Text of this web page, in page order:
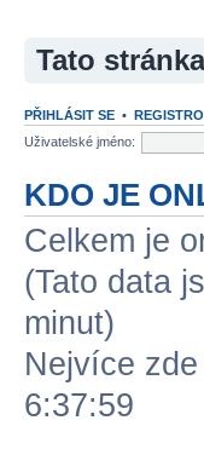
Tato
PŘIHLÁSIT SE •
Uživatelské jméno:
KDO JE
Celkem je
(Tato data
minut)
Nejvíce
6:37:59